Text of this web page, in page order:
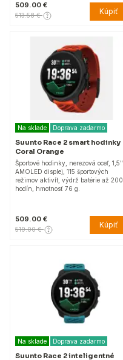
509.00 €
513.58 € Kúpiť
Na sklade Doprava zadarmo
Suunto Race 2 smart hodinky
Coral Orange
Športové hodinky, nerezová oceľ, 1,5"
AMOLED displej, 115 športových
režimov aktivít, výdrž batérie až 200
hodín, hmotnosť 76 g.
509.00 €
519.00 € Kúpiť
Na sklade Doprava zadarmo
Suunto Race 2 inteligentné